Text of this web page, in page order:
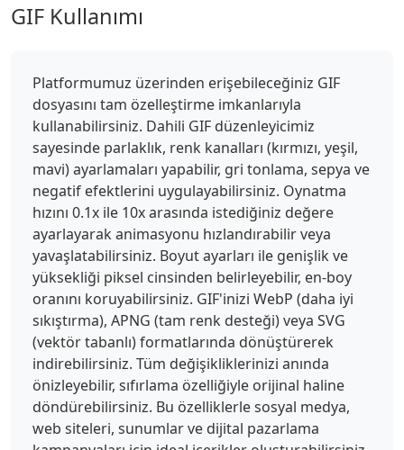
GIF Kullanımı
Platformumuz üzerinden erişebileceğiniz GIF
dosyasını tam özelleştirme imkanlarıyla
kullanabilirsiniz. Dahili GIF düzenleyicimiz
sayesinde parlaklık, renk kanalları (kırmızı, yeşil,
mavi) ayarlamaları yapabilir, gri tonlama, sepya ve
negatif efektlerini uygulayabilirsiniz. Oynatma
hızını 0.1x ile 10x arasında istediğiniz değere
ayarlayarak animasyonu hızlandırabilir veya
yavaşlatabilirsiniz. Boyut ayarları ile genişlik ve
yüksekliği piksel cinsinden belirleyebilir, en-boy
oranını koruyabilirsiniz. GIF'inizi WebP (daha iyi
sıkıştırma), APNG (tam renk desteği) veya SVG
(vektör tabanlı) formatlarında dönüştürerek
indirebilirsiniz. Tüm değişikliklerinizi anında
önizleyebilir, sıfırlama özelliğiyle orijinal haline
döndürebilirsiniz. Bu özelliklerle sosyal medya,
web siteleri, sunumlar ve dijital pazarlama